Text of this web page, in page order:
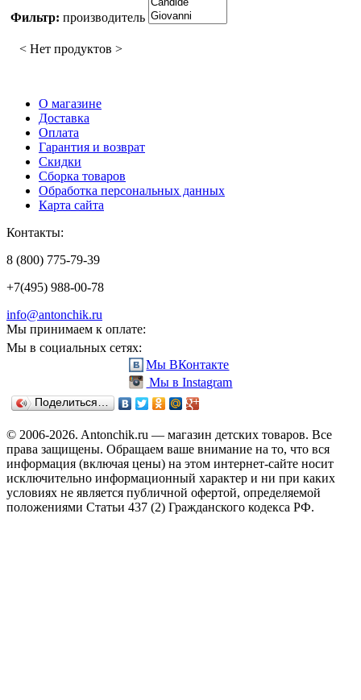
Фильтр: производитель
< Нет продуктов >
О магазине
Доставка
Оплата
Гарантия и возврат
Скидки
Сборка товаров
Обработка персональных данных
Карта сайта
Контакты:
8 (800) 775-79-39
+7(495) 988-00-78
info@antonchik.ru
Мы принимаем к оплате:
Мы в социальных сетях:
Мы ВКонтакте
Мы в Instagram
Поделиться…
© 2006-2026. Antonchik.ru — магазин детских товаров. Все
права защищены. Обращаем ваше внимание на то, что вся
информация (включая цены) на этом интернет-сайте носит
исключительно информационный характер и ни при каких
условиях не является публичной офертой, определяемой
положениями Статьи 437 (2) Гражданского кодекса РФ.